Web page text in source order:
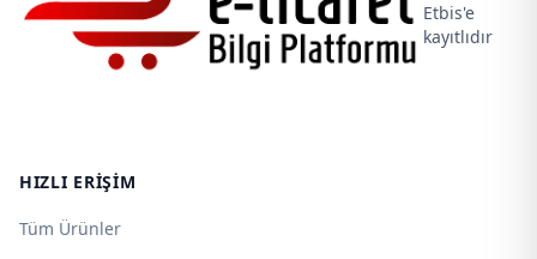
Etbis'e
kayıtlıdır
HIZLI ERIŞIM
Tüm Ürünler